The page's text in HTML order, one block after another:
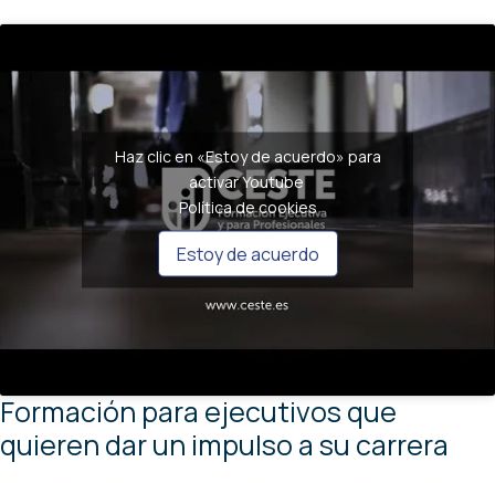
Haz clic en «Estoy de acuerdo» para
activar Youtube
Política de cookies
Estoy de acuerdo
Formación para ejecutivos que
quieren dar un impulso a su carrera